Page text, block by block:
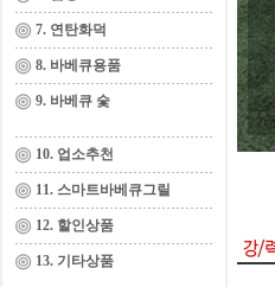
7. 연탄화덕
8. 바베큐용품
9. 바베큐 숯
10. 업소추천
11. 스마트바베큐그릴
12. 할인상품
13. 기타상품